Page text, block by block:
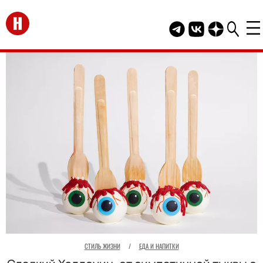
Перейти на главную
Telegram канал
Группа HELLO
Канал
СТИЛЬ ЖИЗНИ / ЕДА И НАПИТКИ